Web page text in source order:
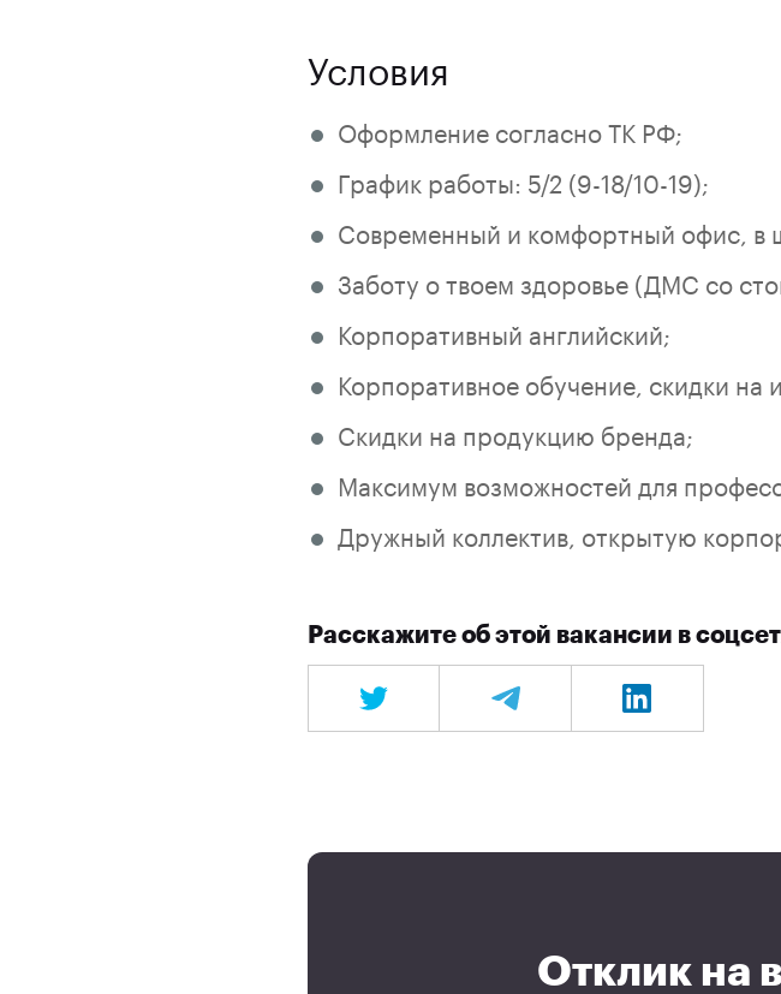
Условия
Оформление согласно ТК РФ;
График работы: 5/2 (9-18/10-19);
Современный и комфортный офис, в
Заботу о твоем здоровье (ДМС со
Корпоративный английский;
Корпоративное обучение, скидки на
Скидки на продукцию бренда;
Максимум возможностей для
Дружный коллектив, открытую
Расскажите об этой вакансии в
Отклик на